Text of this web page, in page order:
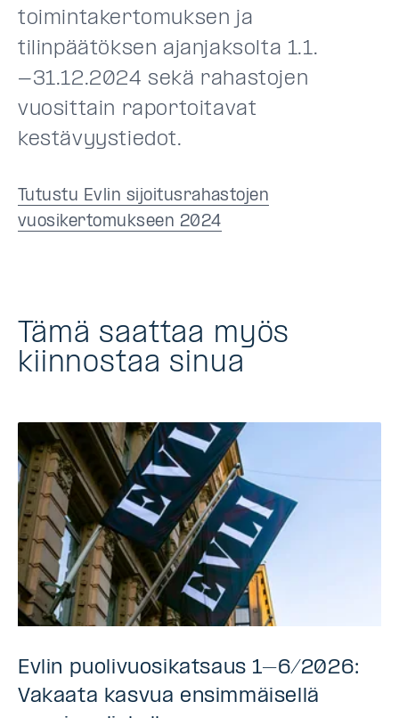
toimintakertomuksen ja
tilinpäätöksen ajanjaksolta 1.1.
-31.12.2024 sekä rahastojen
vuosittain raportoitavat
kestävyystiedot.
Tutustu Evlin sijoitusrahastojen
vuosikertomukseen 2024
Tämä saattaa myös
kiinnostaa sinua
Evlin puolivuosikatsaus 1–6/2026:
Vakaata kasvua ensimmäisellä